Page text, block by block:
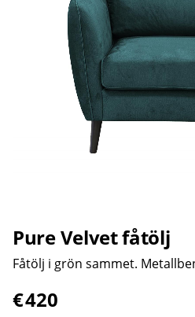
Pure Velvet fåtölj
Fåtölj i grön sammet.
€420